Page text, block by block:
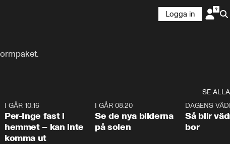
Logga in
SE ALLA
I GÅR 10:16
Per-Inge fast i
hemmet – kan inte
komma ut
I GÅR 08:20
Se de nya bilderna
på solen
DAGENS
Så blir
bor